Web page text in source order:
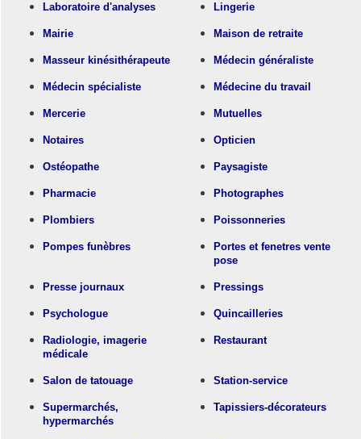
Laboratoire d'analyses Lingerie
Mairie Maison de retraite
Masseur kinésithérapeute Médecin généraliste
Médecin spécialiste Médecine du travail
Mercerie Mutuelles
Notaires Opticien
Ostéopathe Paysagiste
Pharmacie Photographes
Plombiers Poissonneries
Pompes funèbres
Portes et fenetres vente
pose
Presse journaux Pressings
Psychologue Quincailleries
Radiologie, imagerie
médicale
Restaurant
Salon de tatouage Station-service
Supermarchés,
hypermarchés
Tapissiers-décorateurs